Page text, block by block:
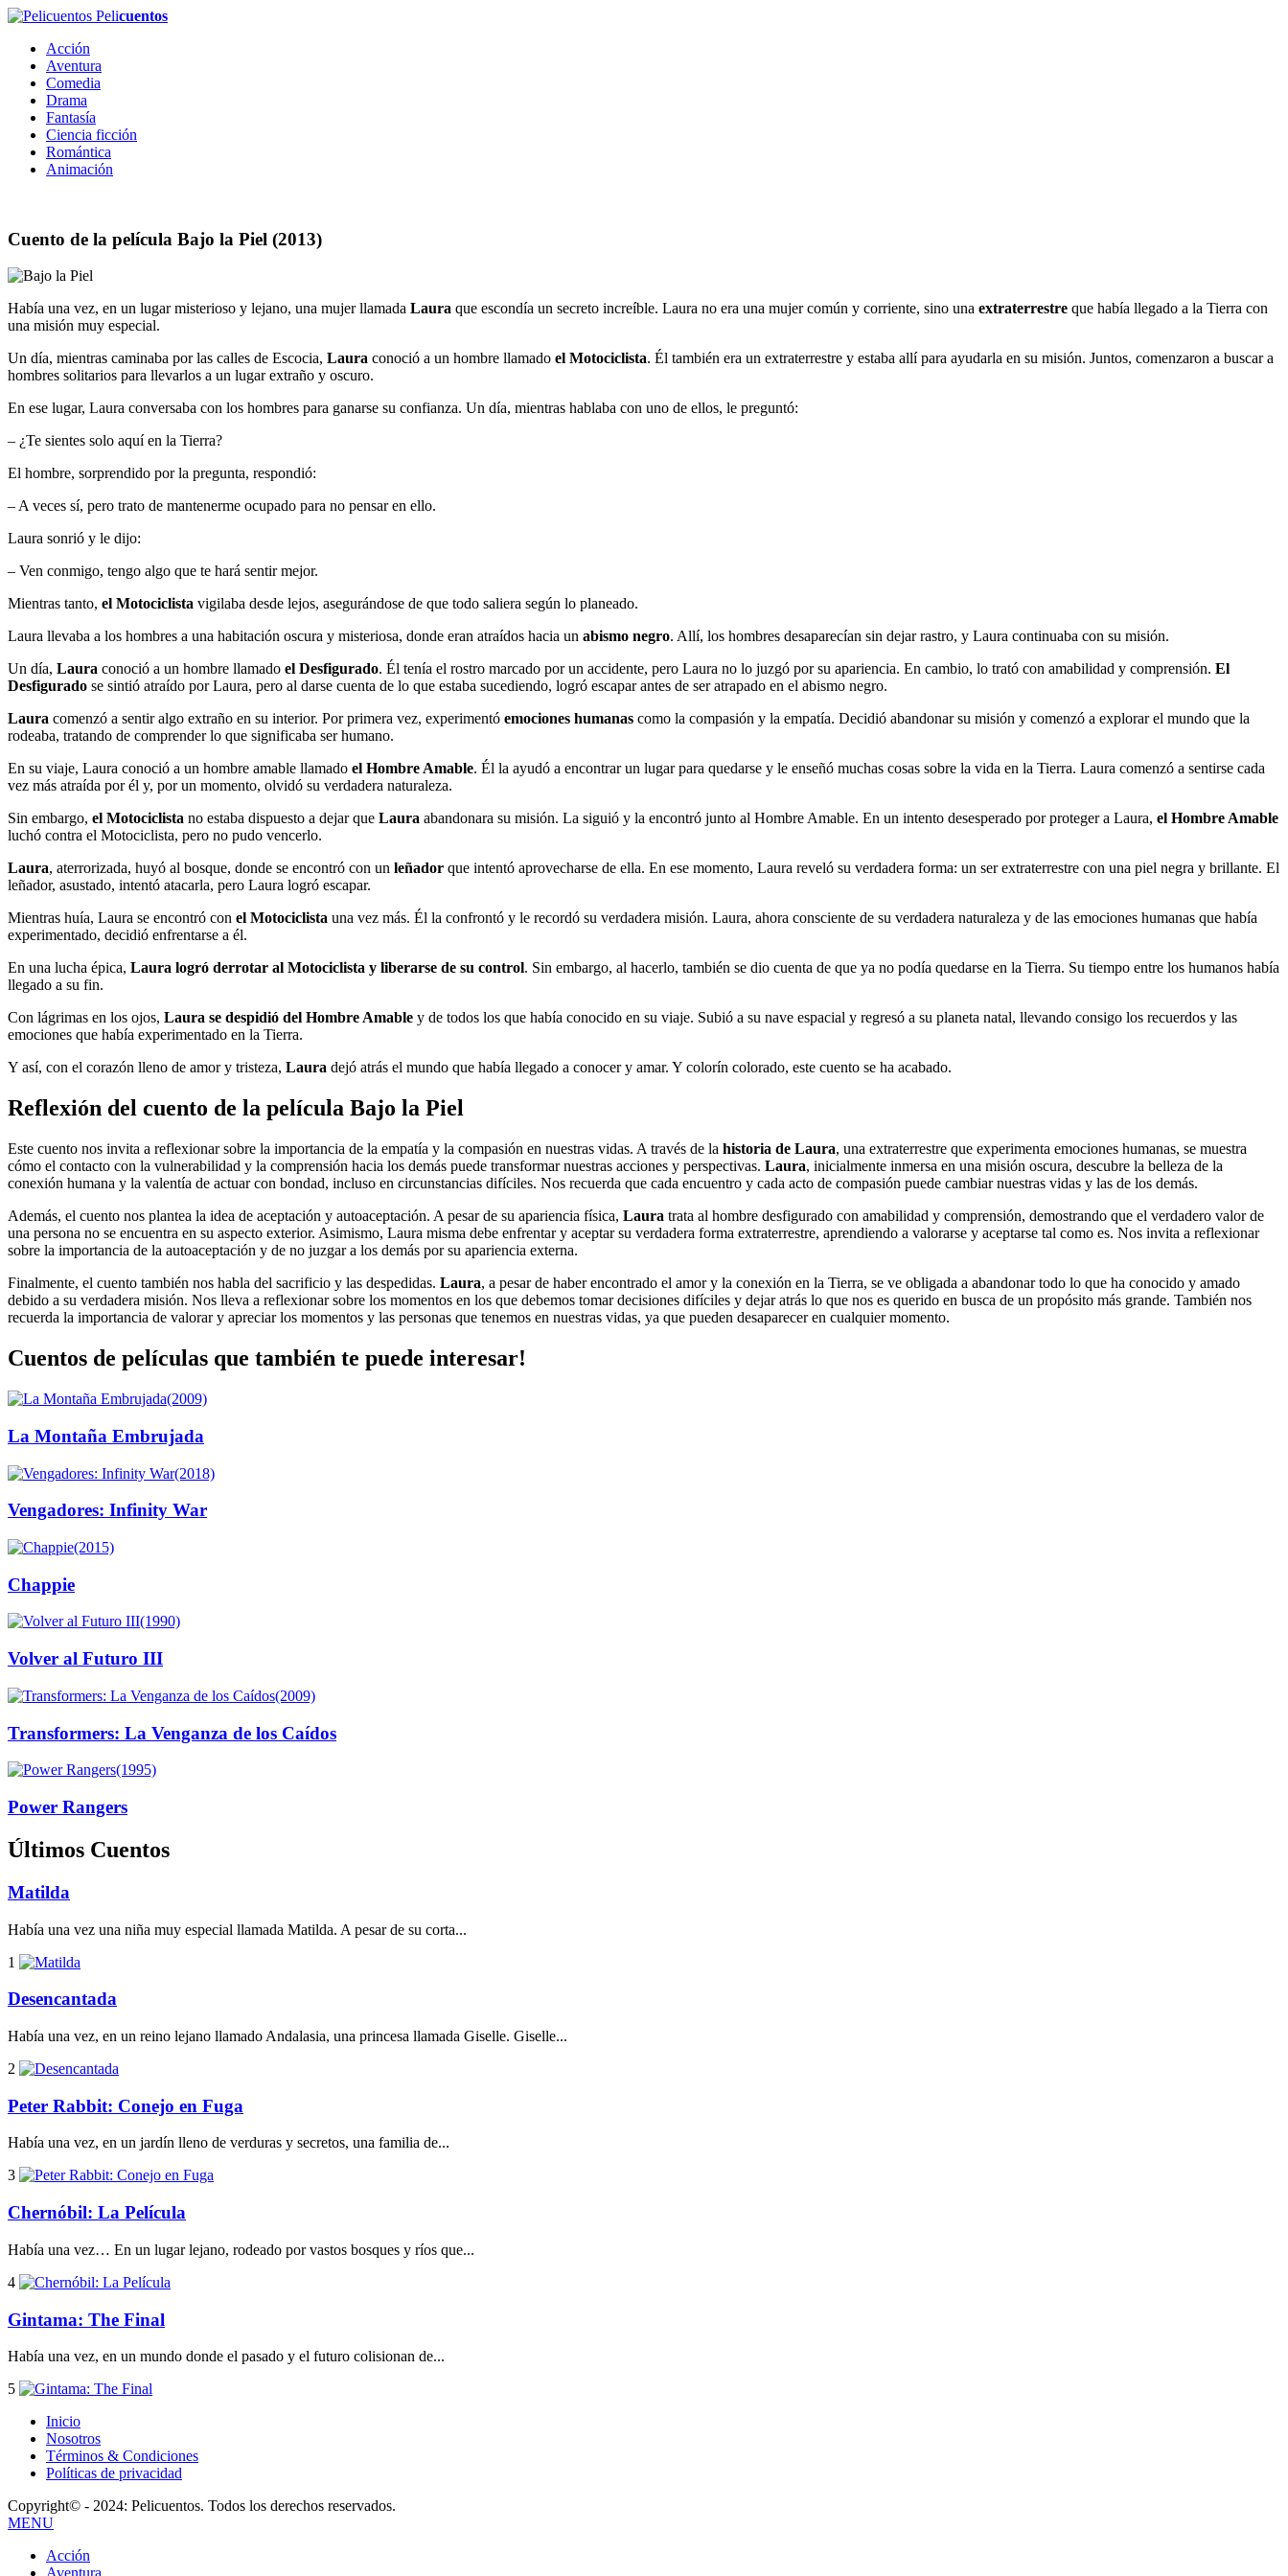
Pelicuentos
Acción
Aventura
Comedia
Drama
Fantasía
Ciencia ficción
Romántica
Animación
Cuento de la película Bajo la Piel (2013)
Había una vez, en un lugar misterioso y lejano, una mujer llamada Laura que escondía un secreto increíble. Laura no era una mujer común y corriente, sino una extraterrestre que había llegado a la Tierra con
una misión muy especial.
Un día, mientras caminaba por las calles de Escocia, Laura conoció a un hombre llamado el Motociclista. Él también era un extraterrestre y estaba allí para ayudarla en su misión. Juntos, comenzaron a buscar a
hombres solitarios para llevarlos a un lugar extraño y oscuro.
En ese lugar, Laura conversaba con los hombres para ganarse su confianza. Un día, mientras hablaba con uno de ellos, le preguntó:
– ¿Te sientes solo aquí en la Tierra?
El hombre, sorprendido por la pregunta, respondió:
– A veces sí, pero trato de mantenerme ocupado para no pensar en ello.
Laura sonrió y le dijo:
– Ven conmigo, tengo algo que te hará sentir mejor.
Mientras tanto, el Motociclista vigilaba desde lejos, asegurándose de que todo saliera según lo planeado.
Laura llevaba a los hombres a una habitación oscura y misteriosa, donde eran atraídos hacia un abismo negro. Allí, los hombres desaparecían sin dejar rastro, y Laura continuaba con su misión.
Un día, Laura conoció a un hombre llamado el Desfigurado. Él tenía el rostro marcado por un accidente, pero Laura no lo juzgó por su apariencia. En cambio, lo trató con amabilidad y comprensión. El
Desfigurado se sintió atraído por Laura, pero al darse cuenta de lo que estaba sucediendo, logró escapar antes de ser atrapado en el abismo negro.
Laura comenzó a sentir algo extraño en su interior. Por primera vez, experimentó emociones humanas como la compasión y la empatía. Decidió abandonar su misión y comenzó a explorar el mundo que la
rodeaba, tratando de comprender lo que significaba ser humano.
En su viaje, Laura conoció a un hombre amable llamado el Hombre Amable. Él la ayudó a encontrar un lugar para quedarse y le enseñó muchas cosas sobre la vida en la Tierra. Laura comenzó a sentirse cada
vez más atraída por él y, por un momento, olvidó su verdadera naturaleza.
Sin embargo, el Motociclista no estaba dispuesto a dejar que Laura abandonara su misión. La siguió y la encontró junto al Hombre Amable. En un intento desesperado por proteger a Laura, el Hombre Amable
luchó contra el Motociclista, pero no pudo vencerlo.
Laura, aterrorizada, huyó al bosque, donde se encontró con un leñador que intentó aprovecharse de ella. En ese momento, Laura reveló su verdadera forma: un ser extraterrestre con una piel negra y brillante. El
leñador, asustado, intentó atacarla, pero Laura logró escapar.
Mientras huía, Laura se encontró con el Motociclista una vez más. Él la confrontó y le recordó su verdadera misión. Laura, ahora consciente de su verdadera naturaleza y de las emociones humanas que había
experimentado, decidió enfrentarse a él.
En una lucha épica, Laura logró derrotar al Motociclista y liberarse de su control. Sin embargo, al hacerlo, también se dio cuenta de que ya no podía quedarse en la Tierra. Su tiempo entre los humanos había
llegado a su fin.
Con lágrimas en los ojos, Laura se despidió del Hombre Amable y de todos los que había conocido en su viaje. Subió a su nave espacial y regresó a su planeta natal, llevando consigo los recuerdos y las
emociones que había experimentado en la Tierra.
Y así, con el corazón lleno de amor y tristeza, Laura dejó atrás el mundo que había llegado a conocer y amar. Y colorín colorado, este cuento se ha acabado.
Reflexión del cuento de la película Bajo la Piel
Este cuento nos invita a reflexionar sobre la importancia de la empatía y la compasión en nuestras vidas. A través de la historia de Laura, una extraterrestre que experimenta emociones humanas, se muestra
cómo el contacto con la vulnerabilidad y la comprensión hacia los demás puede transformar nuestras acciones y perspectivas. Laura, inicialmente inmersa en una misión oscura, descubre la belleza de la
conexión humana y la valentía de actuar con bondad, incluso en circunstancias difíciles. Nos recuerda que cada encuentro y cada acto de compasión puede cambiar nuestras vidas y las de los demás.
Además, el cuento nos plantea la idea de aceptación y autoaceptación. A pesar de su apariencia física, Laura trata al hombre desfigurado con amabilidad y comprensión, demostrando que el verdadero valor de
una persona no se encuentra en su aspecto exterior. Asimismo, Laura misma debe enfrentar y aceptar su verdadera forma extraterrestre, aprendiendo a valorarse y aceptarse tal como es. Nos invita a reflexionar
sobre la importancia de la autoaceptación y de no juzgar a los demás por su apariencia externa.
Finalmente, el cuento también nos habla del sacrificio y las despedidas. Laura, a pesar de haber encontrado el amor y la conexión en la Tierra, se ve obligada a abandonar todo lo que ha conocido y amado
debido a su verdadera misión. Nos lleva a reflexionar sobre los momentos en los que debemos tomar decisiones difíciles y dejar atrás lo que nos es querido en busca de un propósito más grande. También nos
recuerda la importancia de valorar y apreciar los momentos y las personas que tenemos en nuestras vidas, ya que pueden desaparecer en cualquier momento.
Cuentos de películas que también te puede interesar!
(2009)
La Montaña Embrujada
(2018)
Vengadores: Infinity War
(2015)
Chappie
(1990)
Volver al Futuro III
(2009)
Transformers: La Venganza de los Caídos
(1995)
Power Rangers
Últimos Cuentos
Matilda
Había una vez una niña muy especial llamada Matilda. A pesar de su corta...
1
Desencantada
Había una vez, en un reino lejano llamado Andalasia, una princesa llamada Giselle. Giselle...
2
Peter Rabbit: Conejo en Fuga
Había una vez, en un jardín lleno de verduras y secretos, una familia de...
3
Chernóbil: La Película
Había una vez… En un lugar lejano, rodeado por vastos bosques y ríos que...
4
Gintama: The Final
Había una vez, en un mundo donde el pasado y el futuro colisionan de...
5
Inicio
Nosotros
Términos & Condiciones
Políticas de privacidad
Copyright© - 2024: Pelicuentos. Todos los derechos reservados.
MENU
Acción